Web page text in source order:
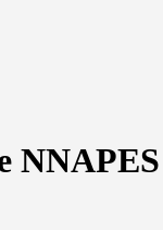
NNAPES